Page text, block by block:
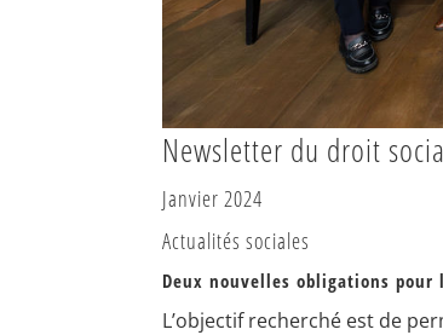
Newsletter du droit
Janvier 2024
Actualités sociales
Deux nouvelles obligations pour
L’objectif recherché est de